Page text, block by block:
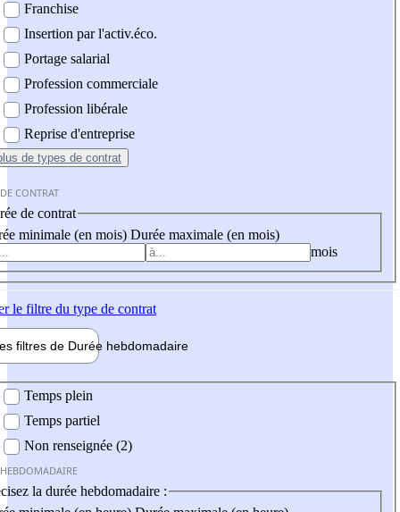
Franchise
Insertion par l'activ.éco.
Portage salarial
Profession commerciale
Profession libérale
Reprise d'entreprise
de types de contrat
CONTRAT
de contrat
minimale (en mois) Durée maximale (en mois)
mois
le filtre du type de contrat
filtres de Durée hebdomadaire
Temps plein
Temps partiel
Non renseignée (2)
la durée hebdomadaire :